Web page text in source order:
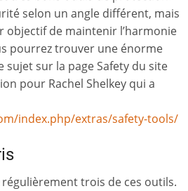
selon un angle différent, mais
de maintenir l’harmonie
pourrez trouver une énorme
sujet sur la page Safety du site
pour Rachel Shelkey qui a
index.php/extras/safety-tools/
régulièrement trois de ces outils.